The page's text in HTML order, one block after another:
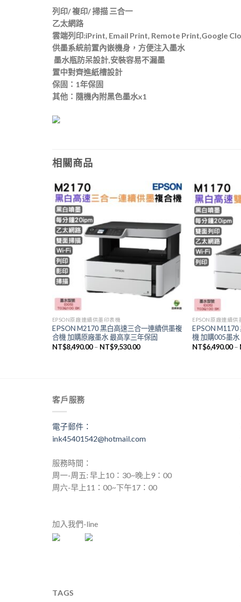
列印/ 複印/ 掃描 三合一
乙太網路
雲端列印:iPrint, Email Print, Remote Print,Google
供墨系統前置內嵌機身，方便注入墨水
墨水瓶防呆設計,安裝容易不漏墨
置中對齊進紙槽設計
保固：1年保固
其他：隨機內附黑色墨水x1
相關商品
EPSON原廠連續供墨印表機
EPSON M2170 黑白高速三合一連續供墨複
合機 加購原廠墨水 最高享三年保固
NT$8,490.00– NT$9,530.00
EPSON原廠連續供
EPSON
機 加購005墨
NT$6,490.00–
客戶服務
電子郵件：
ink45401542@hotmail.com
服務時間：
周一-周五: 早上10：30~晚上9：00
周六-早上11：00~下午17：00
加入我們-line
TAGS